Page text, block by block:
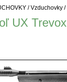
/Vzduchovky /
UX Trevox